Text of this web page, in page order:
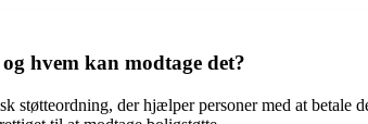
hvem kan modtage det?
støtteordning, der hjælper personer med at